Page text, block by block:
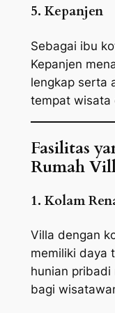
5. Kepanjen
Sebagai ibu
Kepanjen
lengkap serta
tempat wisata
Fasilitas
Rumah
1. Kolam
Villa dengan
memiliki daya
hunian pribadi
bagi